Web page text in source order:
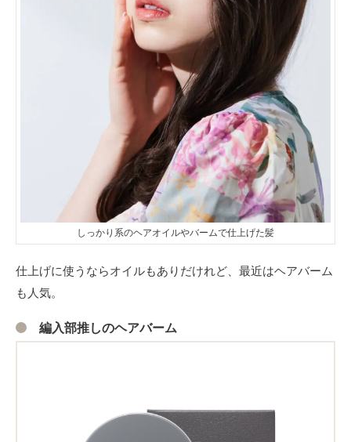
しっかり系のヘアオイルやバームで仕上げた髪
仕上げに使うならオイルもありだけれど、最近はヘアバーム
も人気。
編入部推しのヘアバーム